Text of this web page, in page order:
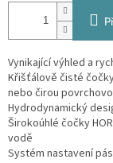
Vynikající výhled a
Křišťálově čisté
nebo čirou
Hydrodynamický
Širokoúhlé čočky
vodě
Systém nastavení